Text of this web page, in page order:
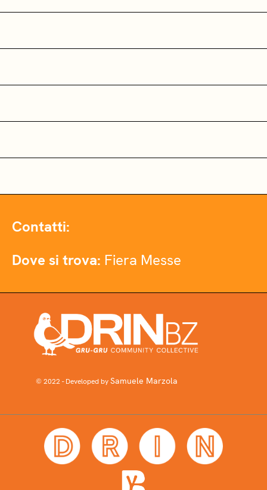
Contatti:
Dove si trova: Fiera Messe
© 2022 - Developed bySamuele Marzola